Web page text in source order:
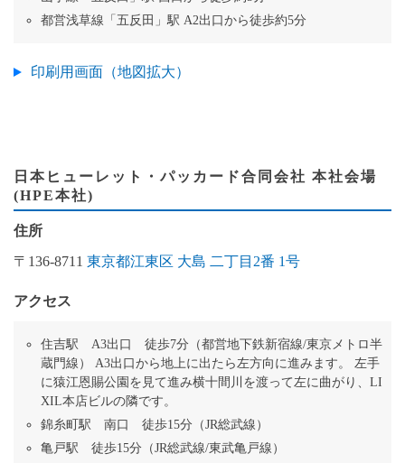
都営浅草線「五反田」駅 A2出口から徒歩約5分
印刷用画面（地図拡大）
日本ヒューレット・パッカード合同会社 本社会場
(HPE本社)
住所
〒136-8711 東京都江東区 大島 二丁目2番 1号
アクセス
住吉駅 A3出口 徒歩7分（都営地下鉄新宿線/東京メトロ半
蔵門線） A3出口から地上に出たら左方向に進みます。 左手
に猿江恩賜公園を見て進み横十間川を渡って左に曲がり、LI
XIL本店ビルの隣です。
錦糸町駅 南口 徒歩15分（JR総武線）
亀戸駅 徒歩15分（JR総武線/東武亀戸線）